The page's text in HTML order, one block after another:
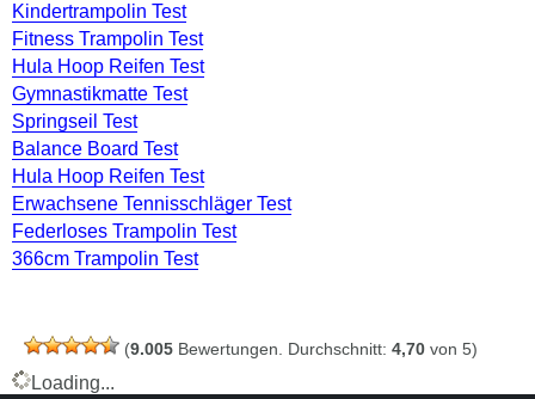
Kindertrampolin Test
Fitness Trampolin Test
Hula Hoop Reifen Test
Gymnastikmatte Test
Springseil Test
Balance Board Test
Hula Hoop Reifen Test
Erwachsene Tennisschläger Test
Federloses Trampolin Test
366cm Trampolin Test
(9.005 Bewertungen. Durchschnitt: 4,70 von 5)
Loading...